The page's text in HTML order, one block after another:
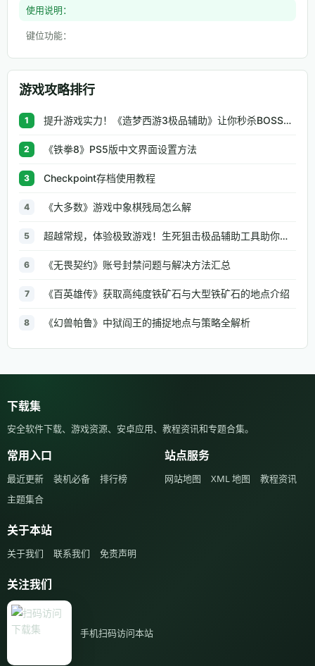
使用说明：
键位功能：
游戏攻略排行
1 提升游戏实力！《造梦西游3极品辅助》让你秒杀BOSS、逆天属性一键修改
2 《铁拳8》PS5版中文界面设置方法
3 Checkpoint存档使用教程
4 《大多数》游戏中象棋残局怎么解
5 超越常规，体验极致游戏！生死狙击极品辅助工具助你无往不利
6 《无畏契约》账号封禁问题与解决方法汇总
7 《百英雄传》获取高纯度铁矿石与大型铁矿石的地点介绍
8 《幻兽帕鲁》中狱阎王的捕捉地点与策略全解析
下载集
安全软件下载、游戏资源、安卓应用、教程资讯和专题合集。
常用入口
最近更新 装机必备
排行榜
主题集合
站点服务
网站地图 XML 地图 教程资讯
关于本站
关于我们 联系我们 免责声明
关注我们
手机扫码访问本站